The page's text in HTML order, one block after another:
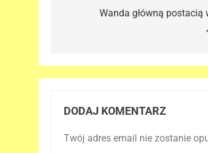
wpisuWanda główną postacią
DODAJ KOMENTARZ
Twój adres email nie zostanie